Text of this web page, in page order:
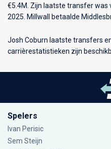
€5.4M. Zijn laatste transfer was
2025. Millwall betaalde
Josh Coburn laatste transfers
carrièrestatistieken zijn
Spelers
Ivan Perisic
Sem Steijn